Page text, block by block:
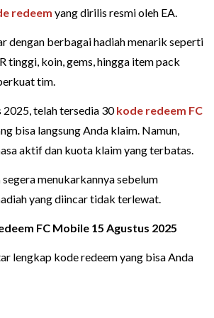
redeem yang dirilis resmi oleh EA.
dengan berbagai hadiah menarik seperti
tinggi, koin, gems, hingga item pack
tim.
2025, telah tersedia 30kode redeem FC
bisa langsung Anda klaim. Namun,
aktif dan kuota klaim yang terbatas.
menukarkannya sebelum
yang diincar tidak terlewat.
FC Mobile 15 Agustus 2025
lengkap kode redeem yang bisa Anda